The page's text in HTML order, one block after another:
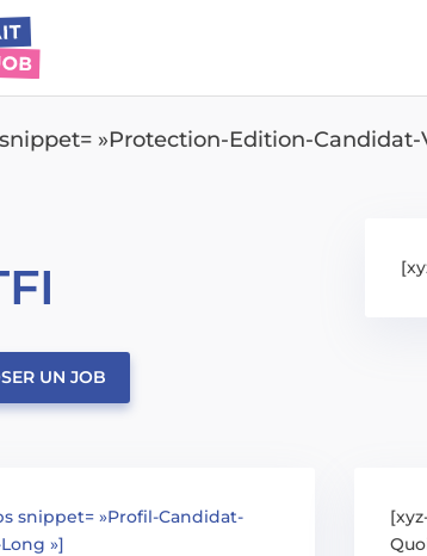
»Protection-Edition-Candidat-
UN JOB
snippet= »Profil-Candidat-
»]